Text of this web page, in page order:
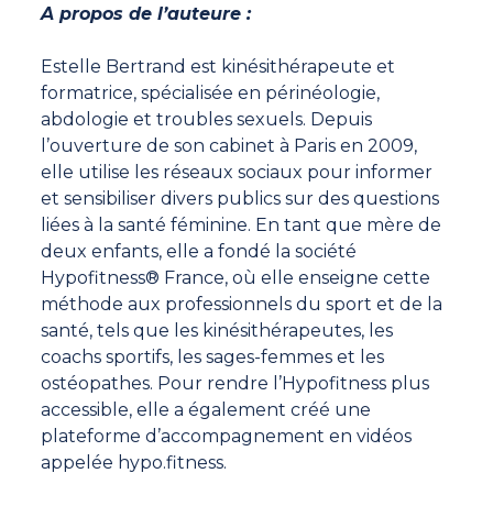
A propos de l’auteure :
Estelle Bertrand est kinésithérapeute et
formatrice, spécialisée en périnéologie,
abdologie et troubles sexuels. Depuis
l’ouverture de son cabinet à Paris en 2009,
elle utilise les réseaux sociaux pour informer
et sensibiliser divers publics sur des questions
liées à la santé féminine. En tant que mère de
deux enfants, elle a fondé la société
Hypofitness® France, où elle enseigne cette
méthode aux professionnels du sport et de la
santé, tels que les kinésithérapeutes, les
coachs sportifs, les sages-femmes et les
ostéopathes. Pour rendre l’Hypofitness plus
accessible, elle a également créé une
plateforme d’accompagnement en vidéos
appelée hypo.fitness.